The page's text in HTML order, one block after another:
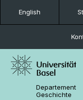
English
Departement
Geschichte